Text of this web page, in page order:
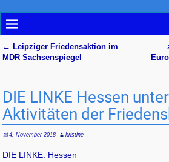
Artikelnavigation
← Leipziger Friedensaktion im
MDR Sachsenspiegel
DIE LINKE Hessen
Aktivitäten der
4. November 2018 kristine
DIE LINKE. Hessen